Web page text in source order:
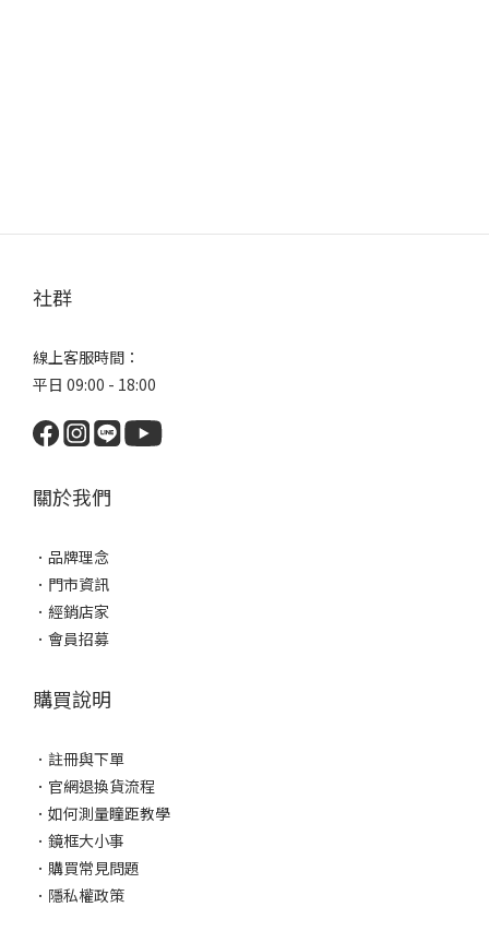
社群
線上客服時間：
平日 09:00 - 18:00
關於我們
． 品牌理念
． 門市資訊
． 經銷店家
． 會員招募
購買說明
． 註冊與下單
． 官網退換貨流程
． 如何測量瞳距教學
． 鏡框大小事
． 購買常見問題
． 隱私權政策